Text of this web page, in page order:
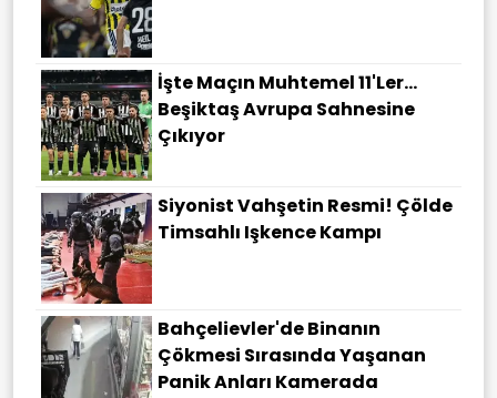
İşte Maçın Muhtemel 11'ler...
Beşiktaş Avrupa Sahnesine
Çıkıyor
Siyonist Vahşetin Resmi! Çölde
Timsahlı Işkence Kampı
Bahçelievler'de Binanın
Çökmesi Sırasında Yaşanan
Panik Anları Kamerada